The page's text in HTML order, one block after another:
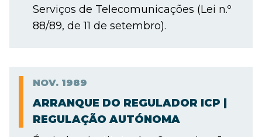
Serviços de Telecomunicações (Lei n.º
88/89, de 11 de setembro).
NOV. 1989
ARRANQUE DO REGULADOR ICP |
REGULAÇÃO AUTÓNOMA